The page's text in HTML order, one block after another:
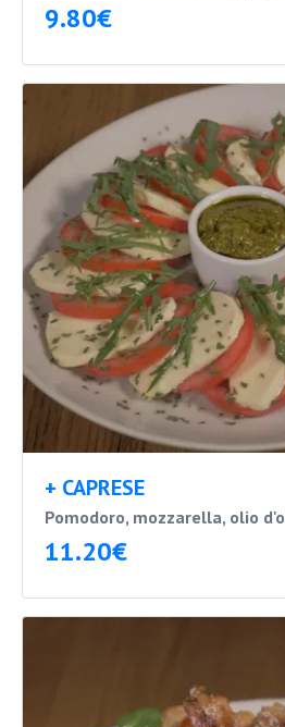
9.80€
+ CAPRESE
Pomodoro, mozzarella, olio
11.20€